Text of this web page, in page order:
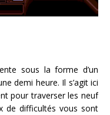
sous la forme d’un
demi heure. Il s’agit ici
pour traverser les neuf
de difficultés vous sont